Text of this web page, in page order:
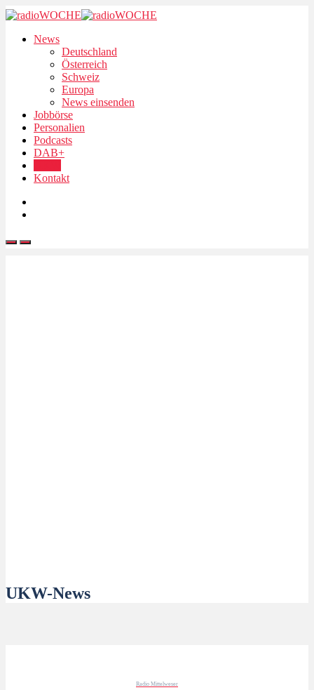
News
Deutschland
Österreich
Schweiz
Europa
News einsenden
Jobbörse
Personalien
Podcasts
DAB+
Kontakt
UKW-News
Radio Mittelweser